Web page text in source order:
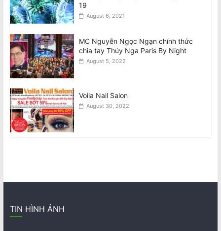
19
August 6, 2021
MC Nguyễn Ngọc Ngạn chính thức
chia tay Thúy Nga Paris By Night
August 5, 2022
Voila Nail Salon
August 30, 2022
TIN HÌNH ẢNH